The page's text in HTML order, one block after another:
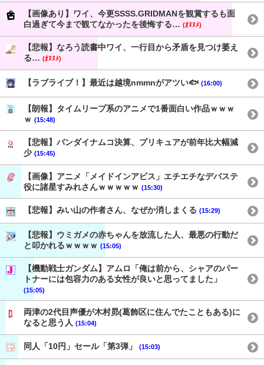
【画像あり】ワイ、今更SSSS.GRIDMANを観賞するも面
白過ぎて今まで観てなかったを後悔する… (ｵﾇﾇﾒ)
【悲報】なろう読書中ワイ、一行目から矛盾を見つけ萎え
る… (ｵﾇﾇﾒ)
【ラブライブ！】最近は越境nmmnがアツい🐟 (16:00)
【朗報】タイムリープ系のアニメで1番面白い作品ｗｗｗ
ｗ (15:48)
【悲報】バンダイナムコ決算、プリキュアが前年比大幅減
少 (15:45)
【画像】アニメ「メイドインアビス」エチエチなデバステ
役に諸星すみれさんｗｗｗｗｗ (15:30)
【悲報】みい山の作者さん、なぜか消しまくる (15:29)
【悲報】ウミガメの赤ちゃんを放流した人、最悪の行動だ
と叩かれるｗｗｗｗ (15:05)
【機動戦士ガンダム】アムロ「俺は前から、シャアのパー
トナーには包容力のある女性が良いと思ってました」
(15:05)
両津の2代目声優が木村昴(葛飾区に住んでたこともある)に
なると思う人 (15:04)
同人「10円」セール「第3弾」 (15:03)